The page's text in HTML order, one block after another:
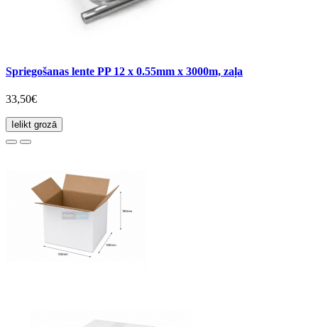
Spriegošanas lente PP 12 x 0.55mm x 3000m, zaļa
33,50€
Ielikt grozā